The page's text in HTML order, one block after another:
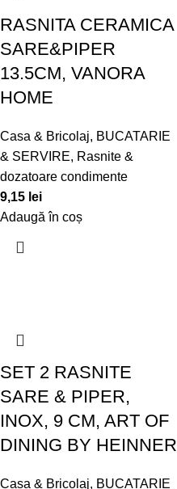
RASNITA CERAMICA
SARE&PIPER
13.5CM, VANORA
HOME
Casa & Bricolaj, BUCATARIE
& SERVIRE, Rasnite &
dozatoare condimente
9,15 lei
Adaugă în coș
SET 2 RASNITE
SARE & PIPER,
INOX, 9 CM, ART OF
DINING BY HEINNER
Casa & Bricolaj, BUCATARIE